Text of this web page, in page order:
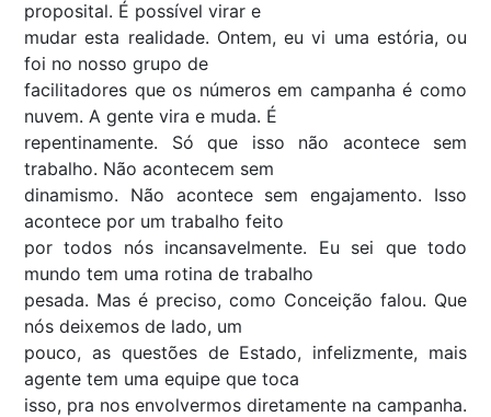
proposital. É possível virar e
mudar esta realidade. Ontem, eu vi uma estória, ou
foi no nosso grupo de
facilitadores que os números em campanha é como
nuvem. A gente vira e muda. É
repentinamente. Só que isso não acontece sem
trabalho. Não acontecem sem
dinamismo. Não acontece sem engajamento. Isso
acontece por um trabalho feito
por todos nós incansavelmente. Eu sei que todo
mundo tem uma rotina de trabalho
pesada. Mas é preciso, como Conceição falou. Que
nós deixemos de lado, um
pouco, as questões de Estado, infelizmente, mais
agente tem uma equipe que toca
isso, pra nos envolvermos diretamente na campanha.